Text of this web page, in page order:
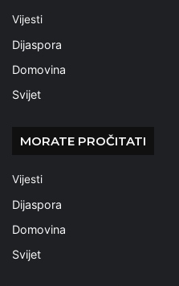
Vijesti
Dijaspora
Domovina
Svijet
MORATE PROČITATI
Vijesti
Dijaspora
Domovina
Svijet